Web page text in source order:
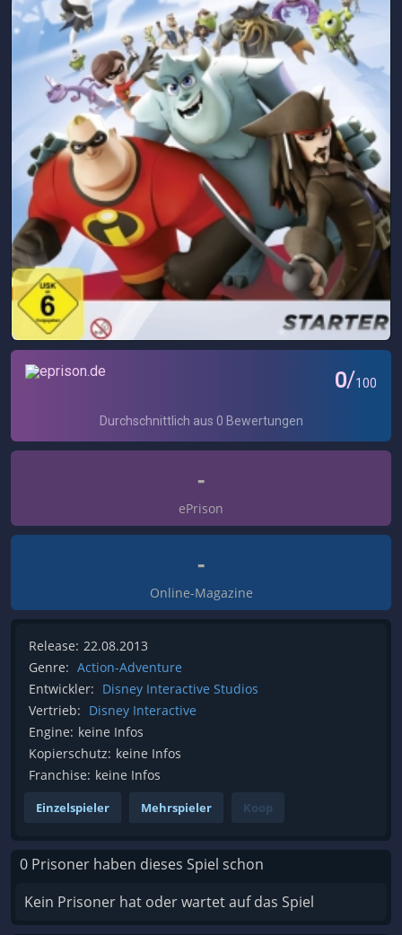
-
ePrison
-
Online-Magazine
Release: 22.08.2013
Genre: Action-Adventure
Entwickler: Disney Interactive Studios
Vertrieb: Disney Interactive
Engine: keine Infos
Kopierschutz: keine Infos
Franchise: keine Infos
Einzelspieler Mehrspieler Koop
0 Prisoner haben dieses Spiel schon
Kein Prisoner hat oder wartet auf das Spiel